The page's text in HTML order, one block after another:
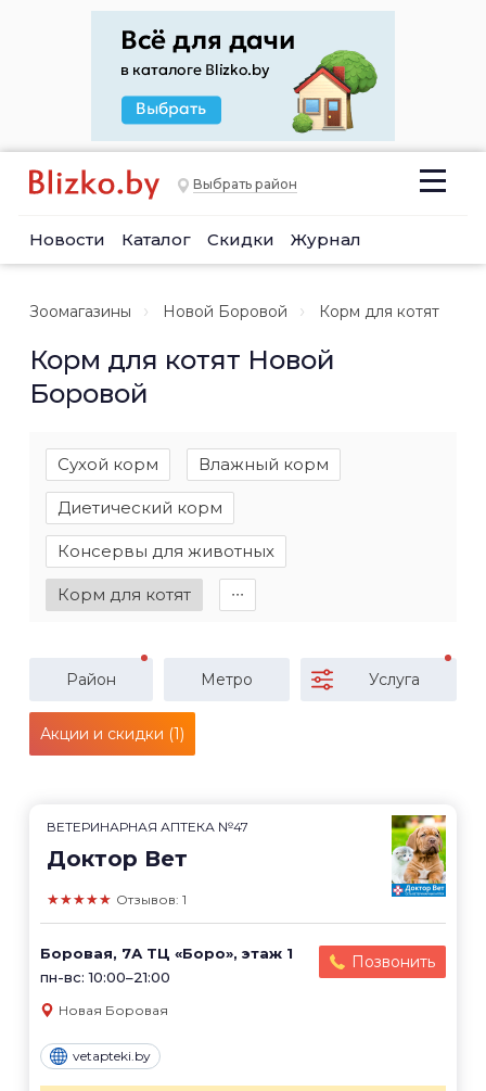
Выбрать район
Новости Каталог Скидки Журнал
Зоомагазины Новой Боровой Корм для котят
Корм для котят Новой
Боровой
Сухой корм Влажный корм
Диетический корм
Консервы для животных
Корм для котят ∙∙∙
Район Метро Услуга
Акции и скидки (1)
ВЕТЕРИНАРНАЯ АПТЕКА №47
Доктор Вет
★★★★★ Отзывов: 1
Боровая, 7А ТЦ «Боро», этаж 1
пн-вс: 10:00–21:00
Позвонить
Новая Боровая
vetapteki.by